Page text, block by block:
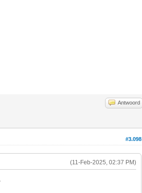
Antwoord
#3.098
(11-Feb-2025, 02:37 PM)